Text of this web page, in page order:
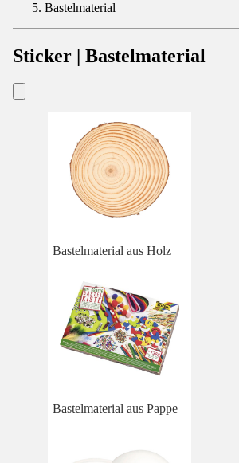
Bastelmaterial
Sticker | Bastelmaterial
Bastelmaterial aus Holz
Bastelmaterial aus Pappe